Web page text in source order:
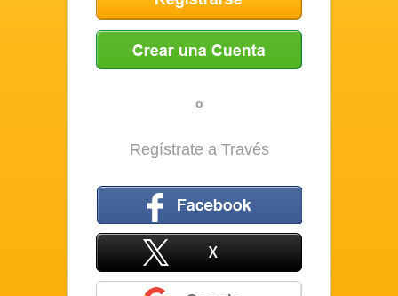
o
Regístrate a Través
Facebook
X